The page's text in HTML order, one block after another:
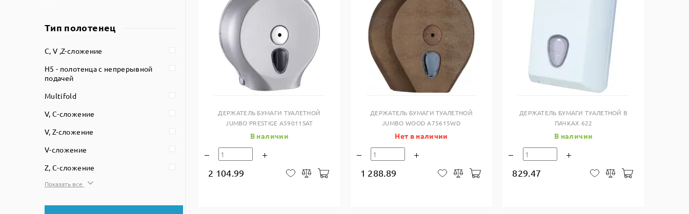
Тип полотенец
C, V ,Z-сложение
H5 - полотенца с непрерывной
подачей
Multifold
V, C-сложение
V, Z-сложение
V-сложение
Z, C-сложение
Показать все
Купить в один клик
ДЕРЖАТЕЛЬ БУМАГИ ТУАЛЕТНОЙ
JUMBO PRESTIGE A59011SAT
В наличии
2 104.99 В закладки
СравнитьВ корзину
Купить в один клик
ДЕРЖАТЕЛЬ БУМАГИ ТУАЛЕТНОЙ
JUMBO WOOD A75615WD
Нет в наличии
1 288.89 В закладки
СравнитьВ корзину
Купить в один клик
ДЕРЖАТЕЛЬ БУМАГИ ТУАЛЕТНОЙ В
ПАЧКАХ 622
В наличии
829.47 В закладки
Сравнить